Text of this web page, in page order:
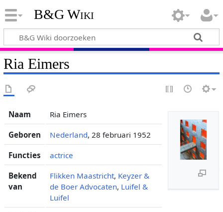
B&G Wiki
Ria Eimers
Naam Ria Eimers
Geboren Nederland, 28 februari 1952
Functies actrice
Bekend
van
Flikken Maastricht, Keyzer &
de Boer Advocaten, Luifel &
Luifel